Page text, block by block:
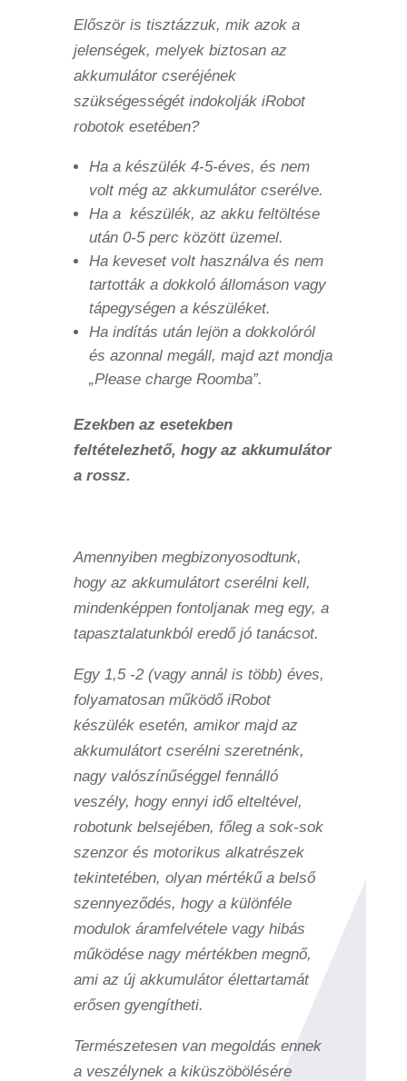
Először is tisztázzuk, mik azok a
jelenségek, melyek biztosan az
akkumulátor cseréjének
szükségességét indokolják iRobot
robotok esetében?
Ha a készülék 4-5-éves, és nem
volt még az akkumulátor cserélve.
Ha a készülék, az akku feltöltése
után 0-5 perc között üzemel.
Ha keveset volt használva és nem
tartották a dokkoló állomáson vagy
tápegységen a készüléket.
Ha indítás után lejön a dokkolóról
és azonnal megáll, majd azt mondja
„Please charge Roomba”.
Ezekben az esetekben
feltételezhető, hogy az akkumulátor
a rossz.
Amennyiben megbizonyosodtunk,
hogy az akkumulátort cserélni kell,
mindenképpen fontoljanak meg egy, a
tapasztalatunkból eredő jó tanácsot.
Egy 1,5 -2 (vagy annál is több) éves,
folyamatosan működő iRobot
készülék esetén, amikor majd az
akkumulátort cserélni szeretnénk,
nagy valószínűséggel fennálló
veszély, hogy ennyi idő elteltével,
robotunk belsejében, főleg a sok-sok
szenzor és motorikus alkatrészek
tekintetében, olyan mértékű a belső
szennyeződés, hogy a különféle
modulok áramfelvétele vagy hibás
működése nagy mértékben megnő,
ami az új akkumulátor élettartamát
erősen gyengítheti.
Természetesen van megoldás ennek
a veszélynek a kiküszöbölésére